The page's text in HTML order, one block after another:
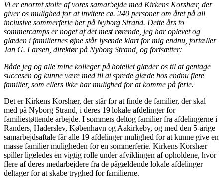
Vi er enormt stolte af vores samarbejde med Kirkens Korshær, der
giver os mulighed for at invitere ca. 240 personer om året på all
inclusive sommerferie her på Nyborg Strand. Dette års to
sommercamps er noget af det mest rørende, jeg har oplevet og
glæden i familiernes øjne står lysende klart for mig endnu, fortæller
Jan G. Larsen, direktør på Nyborg Strand, og fortsætter:
Både jeg og alle mine kolleger på hotellet glæder os til at gentage
succesen og kunne være med til at sprede glæde hos endnu flere
familier, som ellers ikke har mulighed for at komme på ferie.
Det er Kirkens Korshær, der står for at finde de familier, der skal
med på Nyborg Strand, i deres 19 lokale afdelinger for
familiestøttende arbejde. I sommers deltog familier fra afdelingerne i
Randers, Haderslev, København og Aakirkeby, og med den 5-årige
samarbejdsaftale får alle 19 afdelinger mulighed for at kunne give en
masse familier muligheden for en sommerferie. Kirkens Korshær
spiller ligeledes en vigtig rolle under afviklingen af opholdene, hvor
flere af deres medarbejdere fra de pågældende lokale afdelinger
deltager for at skabe tryghed for familierne.